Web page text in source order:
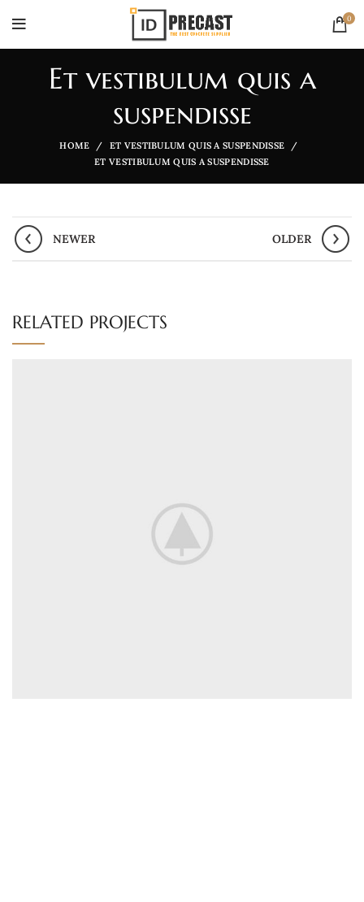
0
Et vestibulum quis a
suspendisse
HOME
ET VESTIBULUM QUIS A SUSPENDISSE
ET VESTIBULUM QUIS A SUSPENDISSE
NEWER OLDER
RELATED PROJECTS